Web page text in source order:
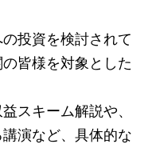
投資を検討されて
皆様を対象とした
スキーム解説や、
演など、具体的な